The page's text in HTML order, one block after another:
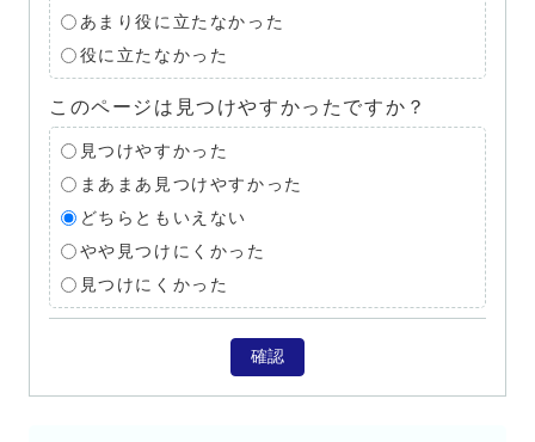
あまり役に立たなかった
役に立たなかった
このページは見つけやすかったですか？
見つけやすかった
まあまあ見つけやすかった
どちらともいえない
やや見つけにくかった
見つけにくかった
確認